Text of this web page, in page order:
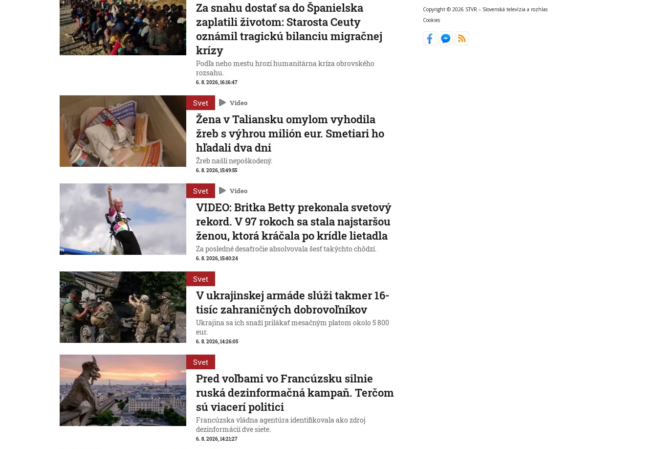
Za snahu dostať sa do Španielska
zaplatili životom: Starosta Ceuty
oznámil tragickú bilanciu migračnej
krízy
Podľa neho mestu hrozí humanitárna kríza obrovského
rozsahu.
6. 8. 2026, 16:16:47
Svet Video
Žena v Taliansku omylom vyhodila
žreb s výhrou milión eur. Smetiari ho
hľadali dva dni
Žreb našli nepoškodený.
6. 8. 2026, 15:49:55
Svet Video
VIDEO: Britka Betty prekonala svetový
rekord. V 97 rokoch sa stala najstaršou
ženou, ktorá kráčala po krídle lietadla
Za posledné desaťročie absolvovala šesť takýchto chôdzí.
6. 8. 2026, 15:40:24
Svet
V ukrajinskej armáde slúži takmer 16-
tisíc zahraničných dobrovoľníkov
Ukrajina sa ich snaží prilákať mesačným platom okolo 5 800
eur.
6. 8. 2026, 14:26:05
Svet
Pred voľbami vo Francúzsku silnie
ruská dezinformačná kampaň. Terčom
sú viacerí politici
Francúzska vládna agentúra identifikovala ako zdroj
dezinformácií dve siete.
6. 8. 2026, 14:21:27
Copyright © 2026 STVR – Slovenská televízia a rozhlas
Cookies